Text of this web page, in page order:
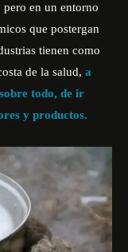
en un entorno
que postergan
tienen como
de la salud, a
todo, de ir
y productos.